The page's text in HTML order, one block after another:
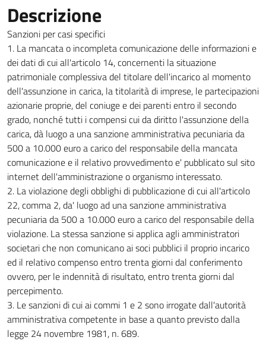
Descrizione
Sanzioni per casi specifici
1. La mancata o incompleta comunicazione delle informazioni e
dei dati di cui all'articolo 14, concernenti la situazione
patrimoniale complessiva del titolare dell'incarico al momento
dell'assunzione in carica, la titolarità di imprese, le partecipazioni
azionarie proprie, del coniuge e dei parenti entro il secondo
grado, nonché tutti i compensi cui da diritto l'assunzione della
carica, dà luogo a una sanzione amministrativa pecuniaria da
500 a 10.000 euro a carico del responsabile della mancata
comunicazione e il relativo provvedimento e' pubblicato sul sito
internet dell'amministrazione o organismo interessato.
2. La violazione degli obblighi di pubblicazione di cui all'articolo
22, comma 2, da' luogo ad una sanzione amministrativa
pecuniaria da 500 a 10.000 euro a carico del responsabile della
violazione. La stessa sanzione si applica agli amministratori
societari che non comunicano ai soci pubblici il proprio incarico
ed il relativo compenso entro trenta giorni dal conferimento
ovvero, per le indennità di risultato, entro trenta giorni dal
percepimento.
3. Le sanzioni di cui ai commi 1 e 2 sono irrogate dall'autorità
amministrativa competente in base a quanto previsto dalla
legge 24 novembre 1981, n. 689.